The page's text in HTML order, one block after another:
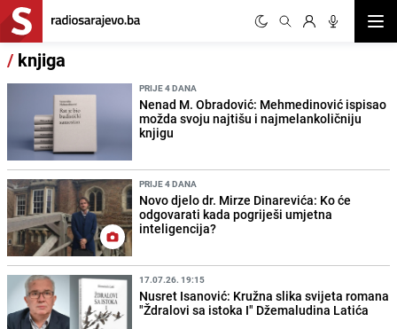
/ knjiga
PRIJE 4 DANA
Nenad M. Obradović: Mehmedinović ispisao
možda svoju najtišu i najmelankoličniju
knjigu
PRIJE 4 DANA
Novo djelo dr. Mirze Dinarevića: Ko će
odgovarati kada pogriješi umjetna
inteligencija?
17.07.26. 19:15
Nusret Isanović: Kružna slika svijeta romana
"Ždralovi sa istoka I" Džemaludina Latića